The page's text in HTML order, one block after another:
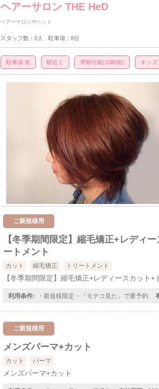
ヘアーサロン THE HeD
ヘアーサロンザヘッド
スタッフ数：0人 駐車場：8台
駐車場 有 駅近く 早朝可能(10時前) キッズ
ご新規様用
【冬季期間限定】縮毛矯正+レディ
ートメント
カット 縮毛矯正 トリートメント
【冬季期間限定】縮毛矯正+レディースカット+
利用条件: ・新規様限定・「モテコ見た」で要予約
ご新規様用
メンズパーマ+カット
カット パーマ
メンズパーマ+カット